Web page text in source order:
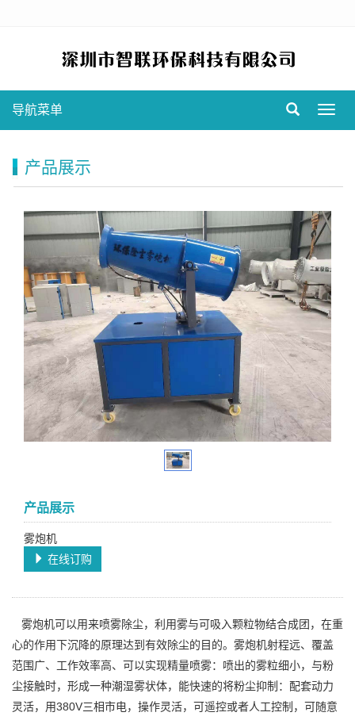
导航菜单
产品展示
产品展示
雾炮机
在线订购
雾炮机可以用来喷雾除尘，利用雾与可吸入颗粒物结合成团，在重
心的作用下沉降的原理达到有效除尘的目的。雾炮机射程远、覆盖
范围广、工作效率高、可以实现精量喷雾：喷出的雾粒细小，与粉
尘接触时，形成一种潮湿雾状体，能快速的将粉尘抑制：配套动力
灵活，用380V三相市电，操作灵活，可遥控或者人工控制，可随意